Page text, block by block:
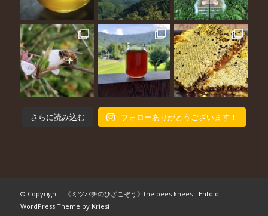
さらに読み込む フォローありがとうございます！
© Copyright - 《ミツバチのひざこぞう》the bees knees - Enfold
WordPress Theme by Kriesi